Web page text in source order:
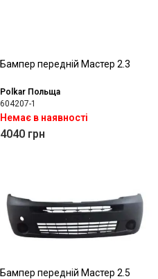
Бампер передній Мастер 2.3
Polkar Польща
604207-1
Немає в наявності
4040 грн
Бампер передній Мастер 2.5